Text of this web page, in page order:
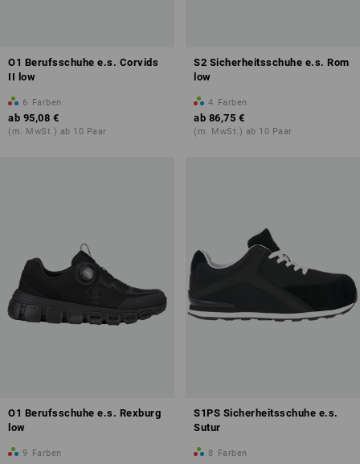
O1 Berufsschuhe e.s. Corvids
II low
6 Farben
ab 95,08 €
(m. MwSt.) ab 10 Paar
S2 Sicherheitsschuhe e.s. Rom
low
4 Farben
ab 86,75 €
(m. MwSt.) ab 10 Paar
O1 Berufsschuhe e.s. Rexburg
low
9 Farben
S1PS Sicherheitsschuhe e.s.
Sutur
8 Farben